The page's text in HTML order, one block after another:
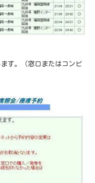
す。（窓口またはコンビ